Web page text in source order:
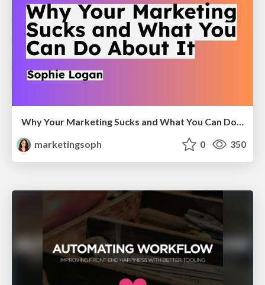
Why Your Marketing Sucks and What You Can Do About It - Sophie Logan
marketingsoph
0 350